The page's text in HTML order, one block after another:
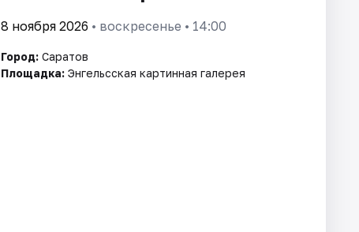
8 ноября 2026 • воскресенье • 14:00
Город: Саратов
Площадка: Энгельсская картинная галерея